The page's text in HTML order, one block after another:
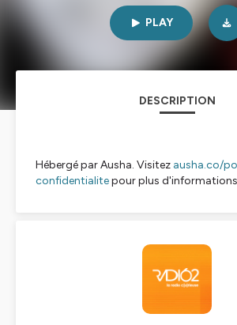
PLAY
DESCRIPTION
Hébergé par Ausha. Visitez ausha.co/
confidentialitepour plus